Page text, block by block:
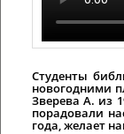
Студенты
новогодними
Зверева А. из
порадовали
года, желает